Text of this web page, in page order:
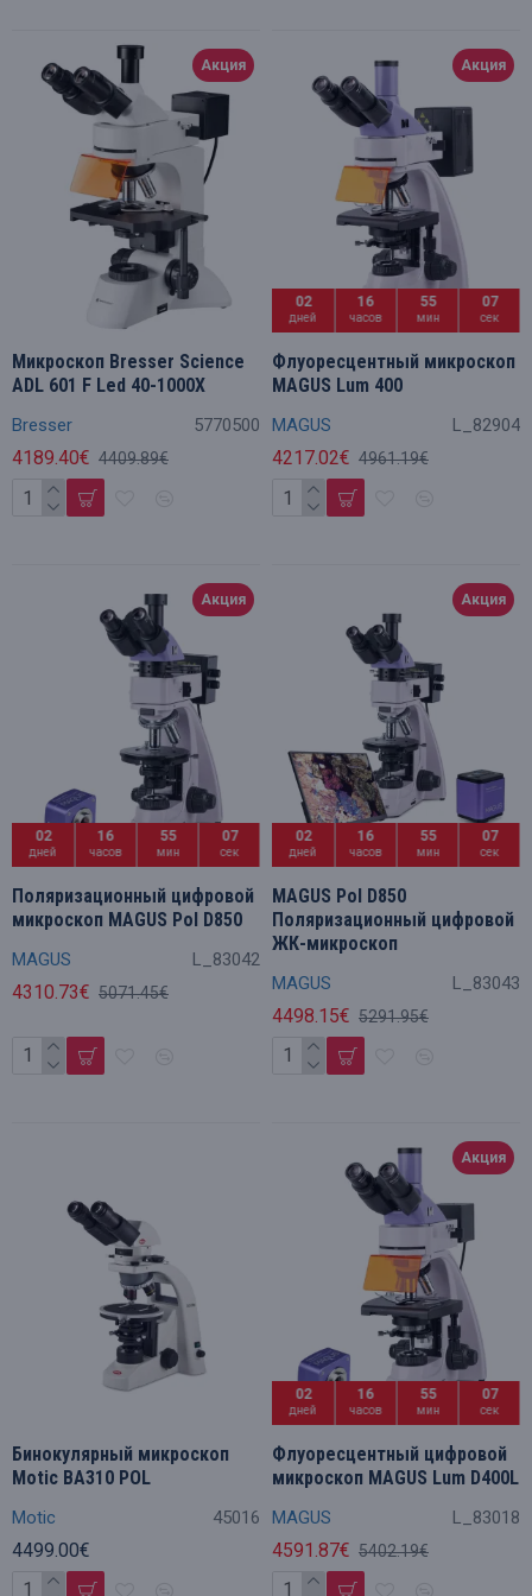
Акция
Bresser 5770500
Микроскоп Bresser Science
ADL 601 F Led 40-1000X
4189.40€ 4409.89€
Акция
02
дней
16
часов
55
мин
06
сек
MAGUS L_82904
Флуоресцентный микроскоп
MAGUS Lum 400
4217.02€ 4961.19€
Акция
02
дней
16
часов
55
мин
06
сек
MAGUS L_83042
Поляризационный цифровой
микроскоп MAGUS Pol D850
4310.73€ 5071.45€
Акция
02
дней
16
часов
55
мин
06
сек
MAGUS L_83043
MAGUS Pol D850
Поляризационный цифровой
ЖК-микроскоп
4498.15€ 5291.95€
Motic 45016
Бинокулярный микроскоп
Motic BA310 POL
4499.00€
Акция
02
дней
16
часов
55
мин
06
сек
MAGUS L_83018
Флуоресцентный цифровой
микроскоп MAGUS Lum D400L
4591.87€ 5402.19€